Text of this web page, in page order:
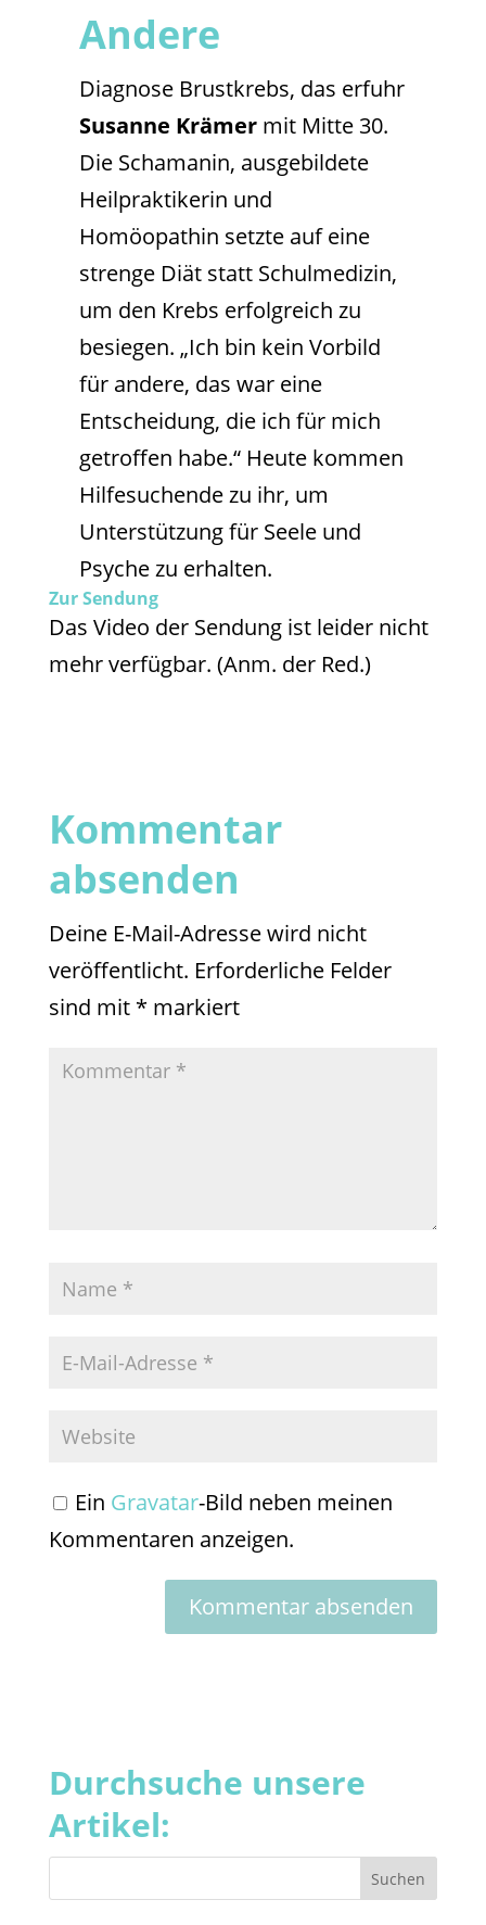
Andere
Diagnose Brustkrebs, das erfuhr
Susanne Krämer mit Mitte 30.
Die Schamanin, ausgebildete
Heilpraktikerin und
Homöopathin setzte auf eine
strenge Diät statt Schulmedizin,
um den Krebs erfolgreich zu
besiegen. „Ich bin kein Vorbild
für andere, das war eine
Entscheidung, die ich für mich
getroffen habe.“ Heute kommen
Hilfesuchende zu ihr, um
Unterstützung für Seele und
Psyche zu erhalten.
Zur Sendung
Das Video der Sendung ist leider nicht
mehr verfügbar. (Anm. der Red.)
Kommentar
absenden
Deine E-Mail-Adresse wird nicht
veröffentlicht. Erforderliche Felder
sind mit * markiert
Ein Gravatar-Bild neben meinen
Kommentaren anzeigen.
Durchsuche unsere
Artikel: